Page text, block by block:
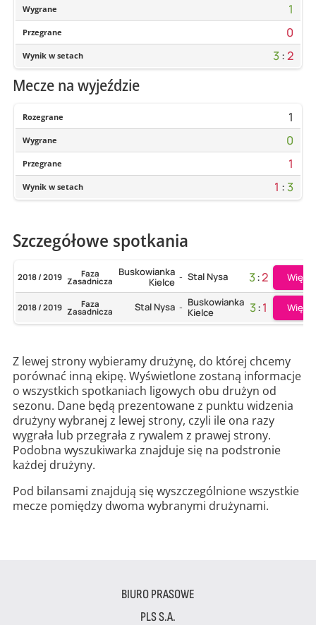
Wygrane 1
Przegrane 0
Wynik w setach 3:2
Mecze na wyjeździe
Rozegrane 1
Wygrane 0
Przegrane 1
Wynik w setach 1 : 3
Szczegółowe spotkania
2018 / 2019 Faza
Zasadnicza
Buskowianka
Kielce - Stal Nysa 3:2 Więcej
2018 / 2019 Faza
Zasadnicza Stal Nysa - Buskowianka
Kielce
3:1 Więcej
Z lewej strony wybieramy drużynę, do której chcemy
porównać inną ekipę. Wyświetlone zostaną informacje
o wszystkich spotkaniach ligowych obu drużyn od
sezonu. Dane będą prezentowane z punktu widzenia
drużyny wybranej z lewej strony, czyli ile ona razy
wygrała lub przegrała z rywalem z prawej strony.
Podobna wyszukiwarka znajduje się na podstronie
każdej drużyny.
Pod bilansami znajdują się wyszczególnione wszystkie
mecze pomiędzy dwoma wybranymi drużynami.
BIURO PRASOWE
PLS S.A.